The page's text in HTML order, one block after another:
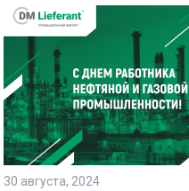
30 августа, 2024